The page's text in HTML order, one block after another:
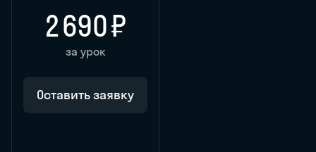
2 690 ₽
за урок
Оставить заявку